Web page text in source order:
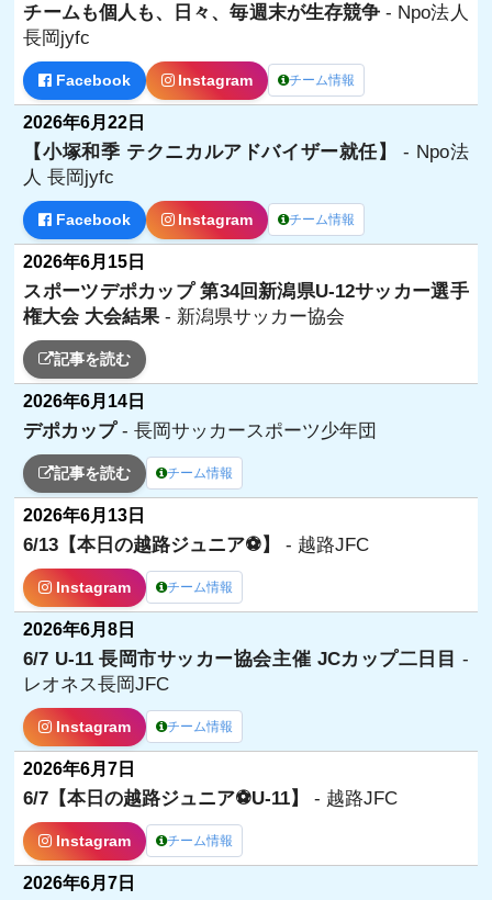
チームも個人も、日々、毎週末が生存競争- Npo法人
長岡jyfc
Facebook Instagram チーム情報
2026年6月22日
【小塚和季 テクニカルアドバイザー就任】- Npo法
人 長岡jyfc
Facebook Instagram チーム情報
2026年6月15日
スポーツデポカップ 第34回新潟県U-12サッカー選手
権大会 大会結果- 新潟県サッカー協会
記事を読む
2026年6月14日
デポカップ- 長岡サッカースポーツ少年団
記事を読む チーム情報
2026年6月13日
6/13【本日の越路ジュニア⚽️】- 越路JFC
Instagram チーム情報
2026年6月8日
6/7 U-11 長岡市サッカー協会主催 JCカップ二日目 -
レオネス長岡JFC
Instagram チーム情報
2026年6月7日
6/7【本日の越路ジュニア⚽️U-11】- 越路JFC
Instagram チーム情報
2026年6月7日